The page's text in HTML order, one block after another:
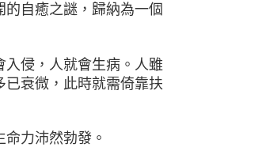
自癒之謎，歸納為一個
侵，人就會生病。人雖
衰微，此時就需倚靠扶
力沛然勃發。